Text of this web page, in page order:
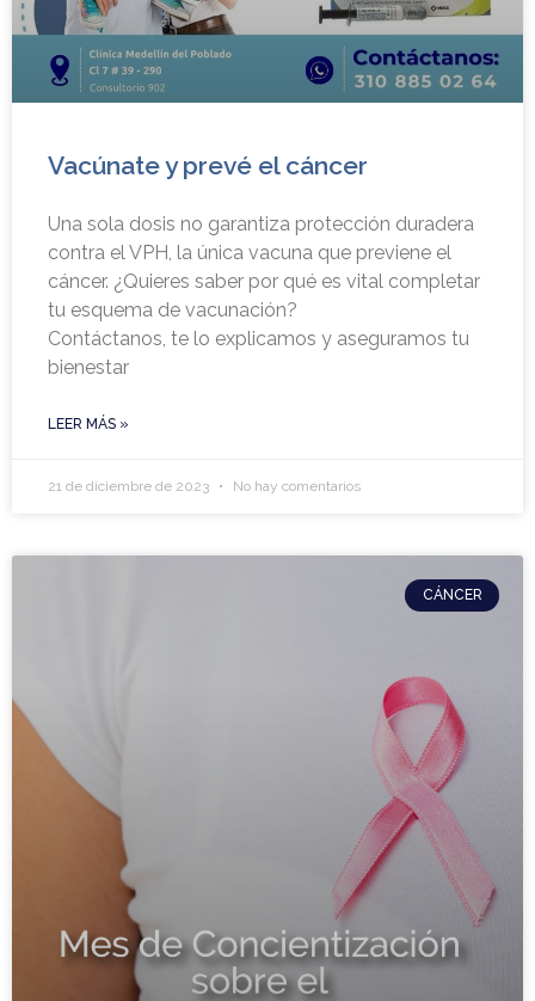
Vacúnate y prevé el cáncer
Una sola dosis no garantiza protección duradera
contra el VPH, la única vacuna que previene el
cáncer. ¿Quieres saber por qué es vital completar
tu esquema de vacunación?
Contáctanos, te lo explicamos y aseguramos tu
bienestar
LEER MÁS »
21 de diciembre de 2023 No hay comentarios
CÁNCER